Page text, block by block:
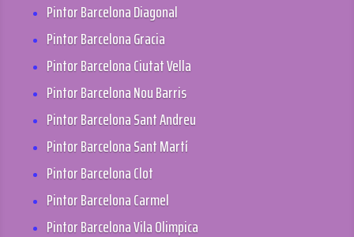
Pintor Barcelona Diagonal
Pintor Barcelona Gracia
Pintor Barcelona Ciutat Vella
Pintor Barcelona Nou Barris
Pintor Barcelona Sant Andreu
Pintor Barcelona Sant Martí
Pintor Barcelona Clot
Pintor Barcelona Carmel
Pintor Barcelona Vila Olimpica